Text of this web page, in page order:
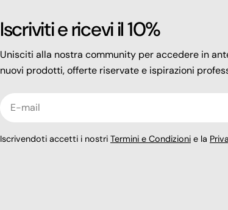
Iscriviti e ricevi il 10%
Unisciti alla nostra community per accedere in
nuovi prodotti, offerte riservate e ispirazioni
Iscrivendoti accetti i nostri Termini e Condizioni e la